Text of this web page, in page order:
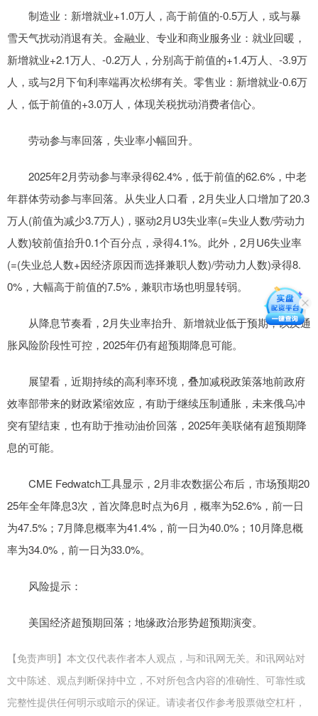
制造业：新增就业+1.0万人，高于前值的-0.5万人，或与暴
雪天气扰动消退有关。金融业、专业和商业服务业：就业回暖，
新增就业+2.1万人、-0.2万人，分别高于前值的+1.4万人、-3.9万
人，或与2月下旬利率端再次松绑有关。零售业：新增就业-0.6万
人，低于前值的+3.0万人，体现关税扰动消费者信心。
劳动参与率回落，失业率小幅回升。
2025年2月劳动参与率录得62.4%，低于前值的62.6%，中老
年群体劳动参与率回落。从失业人口看，2月失业人口增加了20.3
万人(前值为减少3.7万人)，驱动2月U3失业率(=失业人数/劳动力
人数)较前值抬升0.1个百分点，录得4.1%。此外，2月U6失业率
(=(失业总人数+因经济原因而选择兼职人数)/劳动力人数)录得8.
0%，大幅高于前值的7.5%，兼职市场也明显转弱。
从降息节奏看，2月失业率抬升、新增就业低于预期，以及通
胀风险阶段性可控，2025年仍有超预期降息可能。
展望看，近期持续的高利率环境，叠加减税政策落地前政府
效率部带来的财政紧缩效应，有助于继续压制通胀，未来俄乌冲
突有望结束，也有助于推动油价回落，2025年美联储有超预期降
息的可能。
CME Fedwatch工具显示，2月非农数据公布后，市场预期20
25年全年降息3次，首次降息时点为6月，概率为52.6%，前一日
为47.5%；7月降息概率为41.4%，前一日为40.0%；10月降息概
率为34.0%，前一日为33.0%。
风险提示：
美国经济超预期回落；地缘政治形势超预期演变。
【免责声明】本文仅代表作者本人观点，与和讯网无关。和讯网站对
文中陈述、观点判断保持中立，不对所包含内容的准确性、可靠性或
完整性提供任何明示或暗示的保证。请读者仅作参考股票做空杠杆，